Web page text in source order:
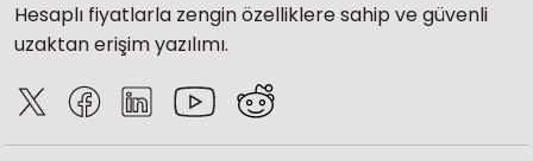
Hesaplı fiyatlarla zengin özelliklere sahip ve güvenli
uzaktan erişim yazılımı.